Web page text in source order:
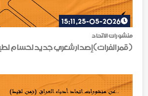
منشورات الاتحاد
25-05-2026, 15:11
(قمر الفرات)إصدار شعري جديد لحسام